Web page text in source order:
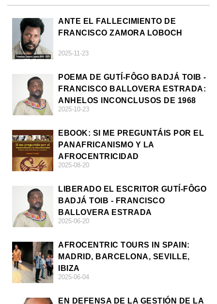
ANTE EL FALLECIMIENTO DE
FRANCISCO ZAMORA LOBOCH
2025-11-23
POEMA DE GUTÍ-FÔGO BADJÁ TOIB -
FRANCISCO BALLOVERA ESTRADA:
ANHELOS INCONCLUSOS DE 1968
2025-10-23
EBOOK: SI ME PREGUNTÁIS POR EL
PANAFRICANISMO Y LA
AFROCENTRICIDAD
2025-08-20
LIBERADO EL ESCRITOR GUTÍ-FÔGO
BADJÁ TOIB - FRANCISCO
BALLOVERA ESTRADA
2025-06-20
AFROCENTRIC TOURS IN SPAIN:
MADRID, BARCELONA, SEVILLE,
IBIZA
2025-06-04
EN DEFENSA DE LA GESTIÓN DE LA